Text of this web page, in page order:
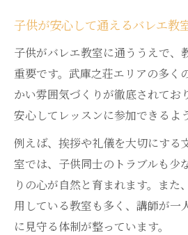
ト
バレエ教室 子供の集中
子供の自己肯定感を高
は
いて
教室ごとの暗黙のルールや
子供バレエ教室で知っ
ール
子供が安心して通えるバレエ教
子供がバレエ教室に通ううえで、
重要です。武庫之荘エリアの多く
かい雰囲気づくりが徹底されてお
安心してレッスンに参加できるよ
例えば、挨拶や礼儀を大切にする
室では、子供同士のトラブルも少
りの心が自然と育まれます。また
用している教室も多く、講師が一
に見守る体制が整っています。